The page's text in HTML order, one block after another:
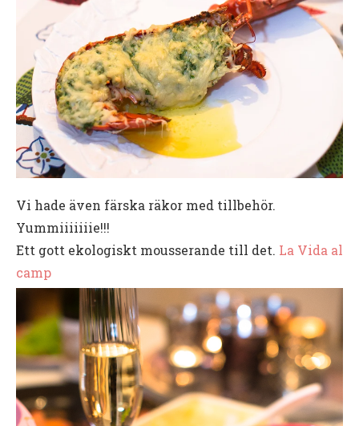
Vi hade även färska räkor med tillbehör.
Yummiiiiiiie!!!
Ett gott ekologiskt mousserande till det. La Vida al
camp